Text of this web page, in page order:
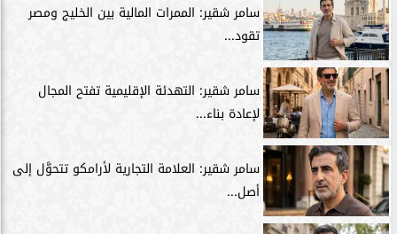
سامر شقير: الممرات المالية بين الخليج ومصر
تقود...
سامر شقير: التهدئة الإقليمية تفتح المجال
لإعادة بناء...
سامر شقير: العلامة التجارية لأرامكو تتحوَّل إلى
أصل...